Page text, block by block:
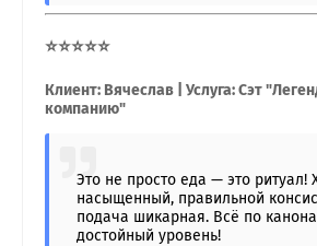
⭐⭐⭐⭐⭐
Клиент: Вячеслав | Услуга: Сэт
компанию"
Это не просто еда — это ритуал!
насыщенный, правильной
подача шикарная. Всё по
достойный уровень!